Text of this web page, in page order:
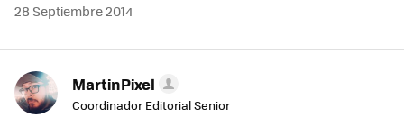
28 Septiembre 2014
MartinPixel
Coordinador Editorial Senior